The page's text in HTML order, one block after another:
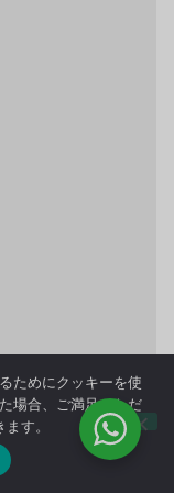
ためにクッキーを使
場合、ご満足いただ
す。